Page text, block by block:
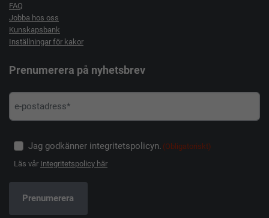
FAQ
Jobba hos oss
Kunskapsbank
Inställningar för kakor
Prenumerera på nyhetsbrev
Jag godkänner integritetspolicyn. (Obligatoriskt)
Läs vår Integritetspolicy här